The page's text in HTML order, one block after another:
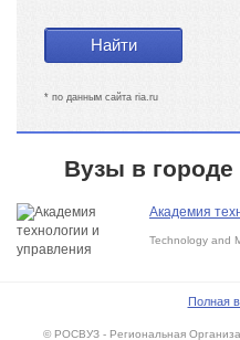
* по данным сайта ria.ru
Вузы в городе
Академия
Technology and
Полная
© РОСВУЗ - Региональная